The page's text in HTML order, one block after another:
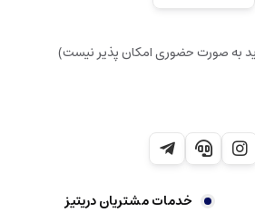
خدمات مشتریان دریتیز